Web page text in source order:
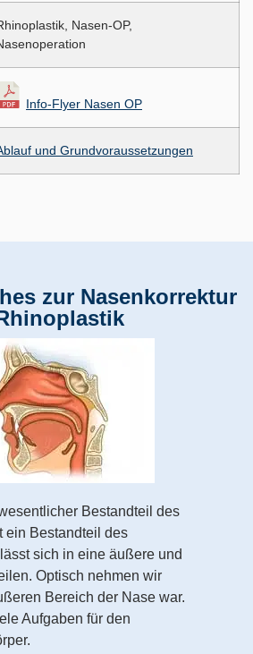
Nasen-OP,
Info-Flyer Nasen OP
und Grundvoraussetzungen
zur Nasenkorrektur
Bestandteil des
ein Bestandteil des
sich in eine äußere und
Optisch nehmen wir
Bereich der Nase war.
Aufgaben für den